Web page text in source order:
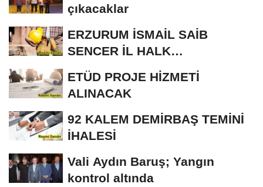
çıkacaklar
ERZURUM İSMAİL SAİB
SENCER İL HALK
KÜTÜPHANESİ BAKIM VE
ONARIM...
ETÜD PROJE HİZMETİ
ALINACAK
92 KALEM DEMİRBAŞ TEMİNİ
İHALESİ
Vali Aydın Baruş; Yangın
kontrol altında